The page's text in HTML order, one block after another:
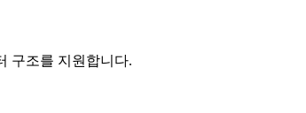
구조를 지원합니다.